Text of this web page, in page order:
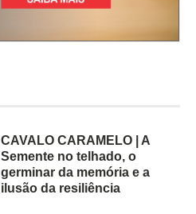
CAVALO CARAMELO | A
Semente no telhado, o
germinar da memória e a
ilusão da resiliência